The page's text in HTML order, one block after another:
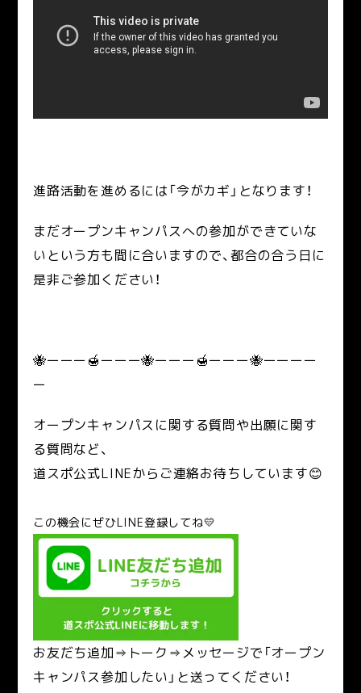
進路活動を進めるには「今がカギ」となります！
まだオープンキャンパスへの参加ができていな
いという方も間に合いますので、都合の合う日に
是非ご参加ください！
🐝ーーー🍯ーーー🐝ーーー🍯ーーー🐝ーーーー
ー
オープンキャンパスに関する質問や出願に関す
る質問など、
道スポ公式LINEからご連絡お待ちしています😊
こ の機会にぜひLINE登録してね💛
お友だち追加⇒トーク⇒メッセージで「オープン
キャンパス参加したい」と送ってください！